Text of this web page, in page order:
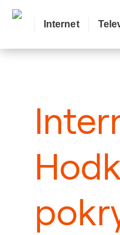
Internet
: Mapa pokrytí ulice